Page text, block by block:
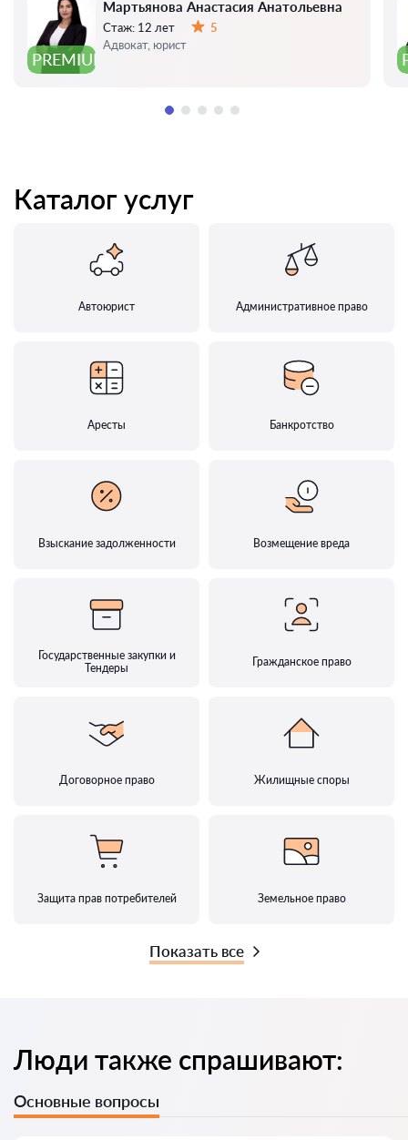
PREMIUM
Мартьянова Анастасия Анатольевна
Стаж: 12 лет
5
Адвокат, юрист
Каталог услуг
Автоюрист Административное право
Аресты Банкротство
Взыскание задолженности Возмещение вреда
Государственные закупки и
Тендеры
Гражданское право
Договорное право Жилищные споры
Защита прав потребителей Земельное право
Показать все
Люди также спрашивают:
Основные вопросы